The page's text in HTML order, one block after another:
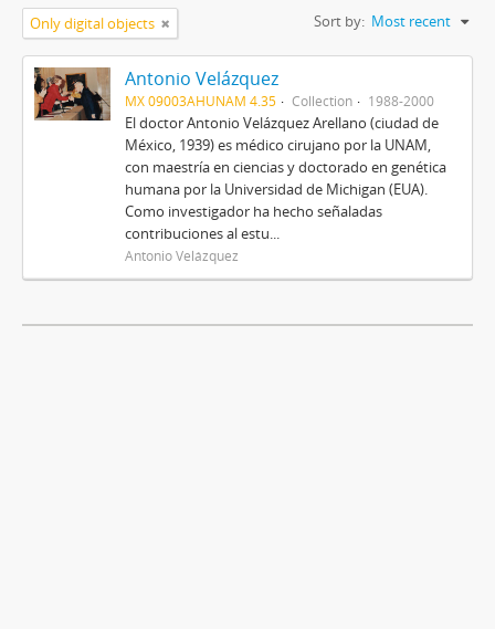
Only digital objects Sort by: Most recent
Antonio Velázquez
MX 09003AHUNAM 4.35 Collection 1988-2000
El doctor Antonio Velázquez Arellano (ciudad de
México, 1939) es médico cirujano por la UNAM,
con maestría en ciencias y doctorado en genética
humana por la Universidad de Michigan (EUA).
Como investigador ha hecho señaladas
contribuciones al estu...
Antonio Velázquez